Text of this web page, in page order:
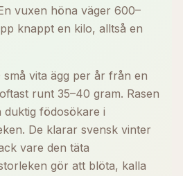
vuxen höna väger 600–
knappt en kilo, alltså en
små vita ägg per år från en
runt 35–40 gram. Rasen
duktig födosökare i
De klarar svensk vinter
vare den täta
gör att blöta, kalla